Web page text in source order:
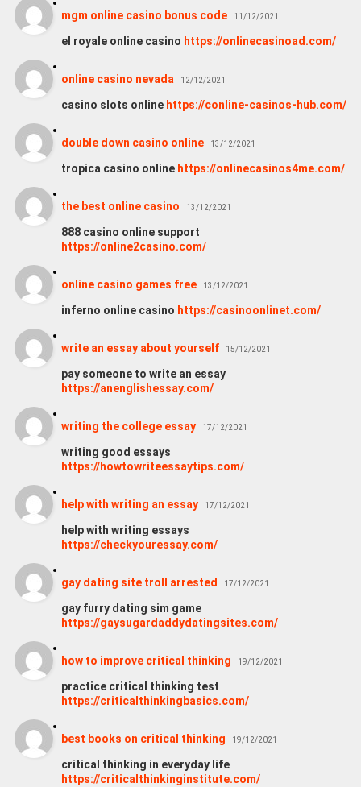
mgm online casino bonus code 11/12/2021
el royale online casino https://onlinecasinoad.com/
online casino nevada 12/12/2021
casino slots online https://conline-casinos-hub.com/
double down casino online 13/12/2021
tropica casino online https://onlinecasinos4me.com/
the best online casino 13/12/2021
888 casino online support
https://online2casino.com/
online casino games free 13/12/2021
inferno online casino https://casinoonlinet.com/
write an essay about yourself 15/12/2021
pay someone to write an essay
https://anenglishessay.com/
writing the college essay 17/12/2021
writing good essays
https://howtowriteessaytips.com/
help with writing an essay 17/12/2021
help with writing essays
https://checkyouressay.com/
gay dating site troll arrested 17/12/2021
gay furry dating sim game
https://gaysugardaddydatingsites.com/
how to improve critical thinking 19/12/2021
practice critical thinking test
https://criticalthinkingbasics.com/
best books on critical thinking 19/12/2021
critical thinking in everyday life
https://criticalthinkinginstitute.com/